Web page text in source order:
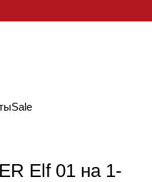
Sale
Elf 01 на 1-